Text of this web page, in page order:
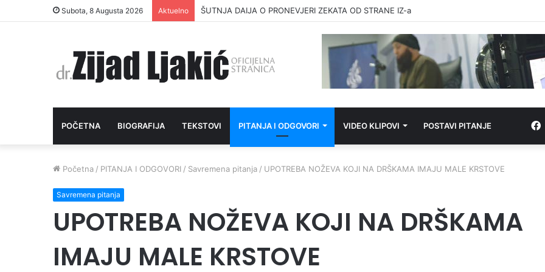
Subota, 8 Augusta 2026 Aktuelno ŠUTNJA DAIJA O PRONEVJERI ZEKATA OD STRANE IZ-a
POČETNA BIOGRAFIJA TEKSTOVI PITANJA I ODGOVORI VIDEO KLIPOVI POSTAVI PITANJE
Početna / PITANJA I ODGOVORI / Savremena pitanja / UPOTREBA NOŽEVA KOJI NA DRŠKAMA IMAJU MALE KRSTOVE
Savremena pitanja
UPOTREBA NOŽEVA KOJI NA DRŠKAMA
IMAJU MALE KRSTOVE